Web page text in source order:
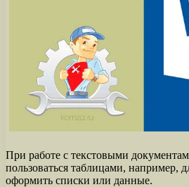
При работе с текстовыми
пользоваться таблицами, например,
оформить списки или данные.